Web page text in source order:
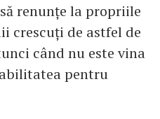
renunțe la propriile
crescuți de astfel de
când nu este vina
pentru